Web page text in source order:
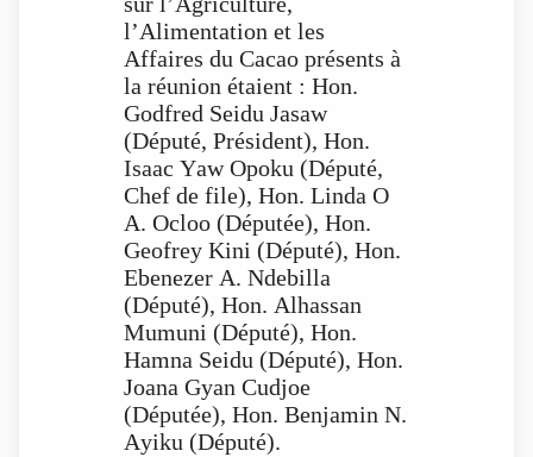
l’Alimentation et les
Affaires du Cacao présents à
la réunion étaient : Hon.
Godfred Seidu Jasaw
(Député, Président), Hon.
Isaac Yaw Opoku (Député,
Chef de file), Hon. Linda O
A. Ocloo (Députée), Hon.
Geofrey Kini (Député), Hon.
Ebenezer A. Ndebilla
(Député), Hon. Alhassan
Mumuni (Député), Hon.
Hamna Seidu (Député), Hon.
Joana Gyan Cudjoe
(Députée), Hon. Benjamin N.
Ayiku (Député).